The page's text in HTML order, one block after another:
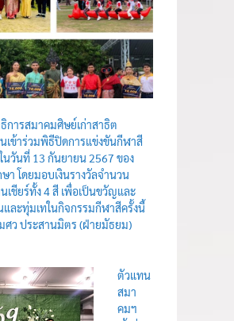
ารสมาคมศิษย์เก่าสาธิต
เข้าร่วมพิธีปิดการแข่งขันกีฬาสี
นวันที่ 13 กันยายน 2567 ของ
โดยมอบเงินรางวัลจำนวน
เชียร์ทั้ง 4 สี เพื่อเป็นขวัญและ
ละทุ่มเทในกิจกรรมกีฬาสีครั้งนี้
ศว ประสานมิตร (ฝ่ายมัธยม)
ตัวแทน
สมา
คมฯ